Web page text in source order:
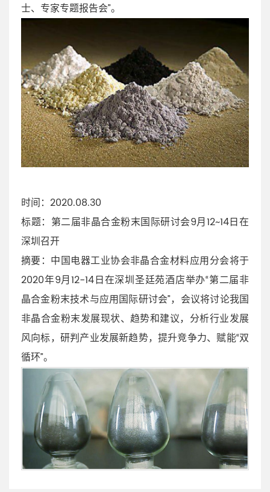
士、专家专题报告会”。
时间：2020.08.30
标题：第二届非晶合金粉末国际研讨会9月12~14日在
深圳召开
摘要：中国电器工业协会非晶合金材料应用分会将于
2020年9月12-14日在深圳圣廷苑酒店举办“第二届非
晶合金粉末技术与应用国际研讨会”，会议将讨论我国
非晶合金粉末发展现状、趋势和建议，分析行业发展
风向标，研判产业发展新趋势，提升竞争力、赋能“双
循环”。